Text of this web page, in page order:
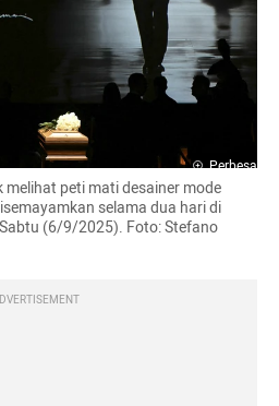
Perbesar
peti mati desainer mode
selama dua hari di
(6/9/2025). Foto: Stefano